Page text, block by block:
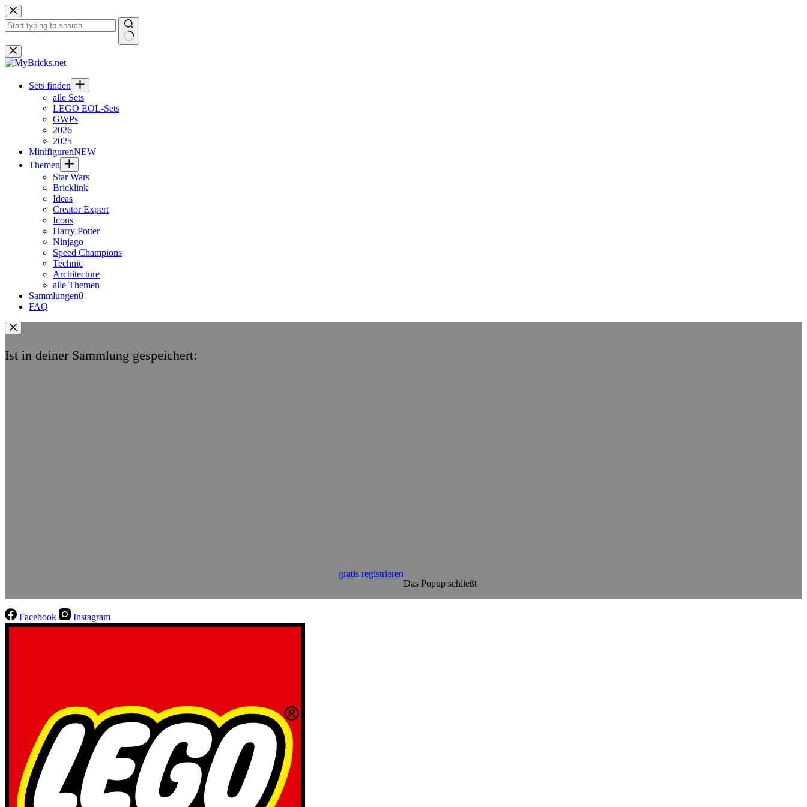
Zum
Inhalt
springen
Keine
Ergebnisse
Sets finden
alle Sets
LEGO EOL-Sets
GWPs
2026
2025
MinifigurenNEW
Themen
Star Wars
Bricklink
Ideas
Creator Expert
Icons
Harry Potter
Ninjago
Speed Champions
Technic
Architecture
alle Themen
Sammlungen0
FAQ
Ist in deiner Sammlung gespeichert:
gratis registrieren
Das Popup schließt
Facebook Instagram